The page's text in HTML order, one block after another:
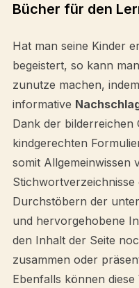
Bücher für den
Hat man seine Kinder
begeistert, so kann
zunutze machen,
informative
Dank der bilderreichen
kindgerechten
somit Allgemeinwissen
Durchstöbern der
und hervorgehobene
den Inhalt der Seite
zusammen oder
Ebenfalls können